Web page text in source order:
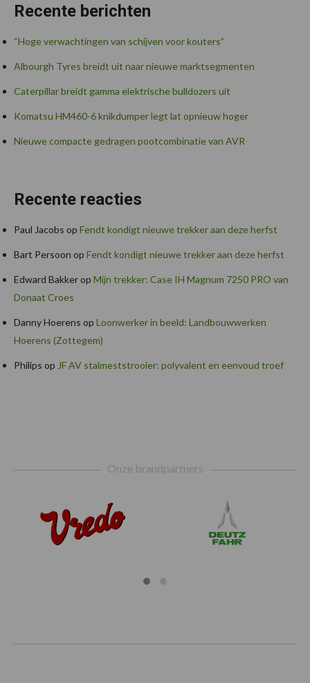
Recente berichten
“Hoge verwachtingen van schijven voor kouters”
Albourgh Tyres breidt uit naar nieuwe marktsegmenten
Caterpillar breidt gamma elektrische bulldozers uit
Komatsu HM460-6 knikdumper legt lat opnieuw hoger
Nieuwe compacte gedragen pootcombinatie van AVR
Recente reacties
Paul Jacobs op Fendt kondigt nieuwe trekker aan deze herfst
Bart Persoon op Fendt kondigt nieuwe trekker aan deze herfst
Edward Bakkerop Mijn trekker: Case IH Magnum 7250 PRO van
Donaat Croes
Danny Hoerens op Loonwerker in beeld: Landbouwwerken
Hoerens (Zottegem)
Philips op JF AV stalmeststrooier: polyvalent en eenvoud troef
Onze brandpartners